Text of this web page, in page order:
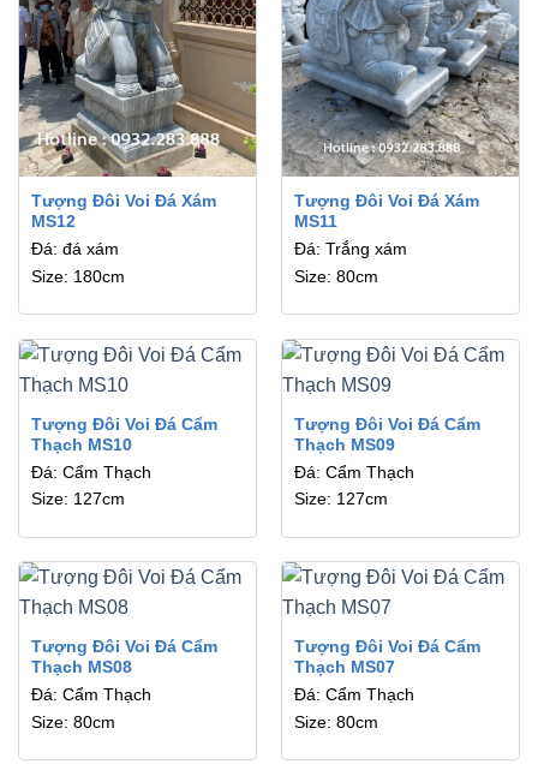
Tượng Đôi Voi Đá Xám
MS12
Đá: đá xám
Size: 180cm
Tượng Đôi Voi Đá Xám
MS11
Đá: Trắng xám
Size: 80cm
Tượng Đôi Voi Đá Cẩm
Thạch MS10
Đá: Cẩm Thạch
Size: 127cm
Tượng Đôi Voi Đá Cẩm
Thạch MS09
Đá: Cẩm Thạch
Size: 127cm
Tượng Đôi Voi Đá Cẩm
Thạch MS08
Đá: Cẩm Thạch
Size: 80cm
Tượng Đôi Voi Đá Cẩm
Thạch MS07
Đá: Cẩm Thạch
Size: 80cm